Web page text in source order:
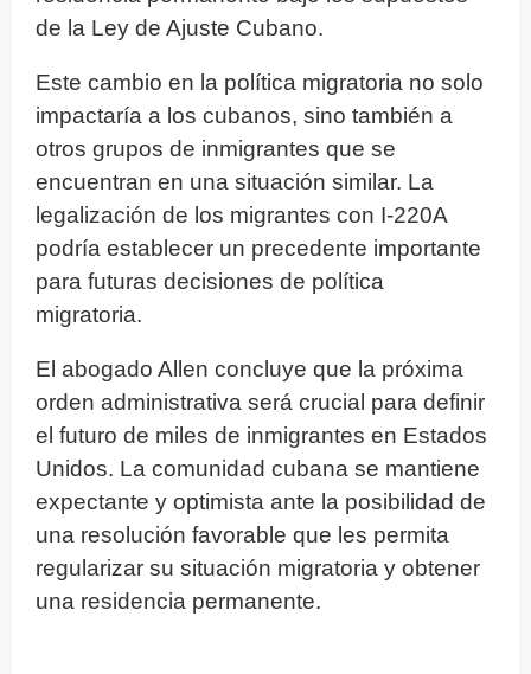
de la Ley de Ajuste Cubano.
Este cambio en la política migratoria no solo
impactaría a los cubanos, sino también a
otros grupos de inmigrantes que se
encuentran en una situación similar. La
legalización de los migrantes con I-220A
podría establecer un precedente importante
para futuras decisiones de política
migratoria.
El abogado Allen concluye que la próxima
orden administrativa será crucial para definir
el futuro de miles de inmigrantes en Estados
Unidos. La comunidad cubana se mantiene
expectante y optimista ante la posibilidad de
una resolución favorable que les permita
regularizar su situación migratoria y obtener
una residencia permanente.